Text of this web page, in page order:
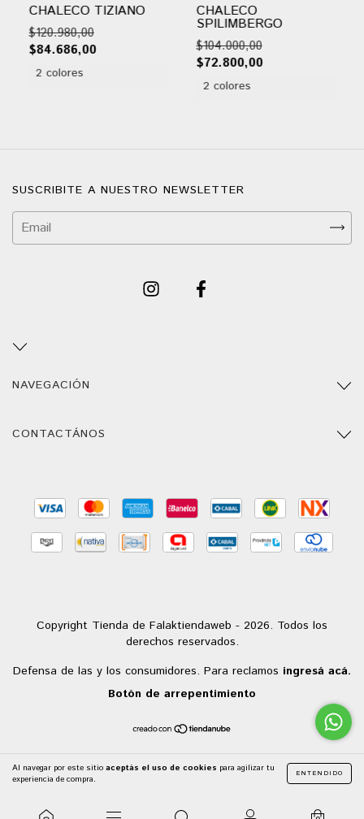
Al navegar por este sitio aceptás el uso de cookies para agilizar tu
experiencia de compra.
ENTENDIDO
CHALECO TIZIANO
$120.980,00
$84.686,00
2 colores
CHALECO
SPILIMBERGO
$104.000,00
$72.800,00
2 colores
SUSCRIBITE A NUESTRO NEWSLETTER
NAVEGACIÓN
CONTACTÁNOS
Copyright Tienda de Falaktiendaweb - 2026. Todos los
derechos reservados.
Defensa de las y los consumidores. Para reclamos ingresá acá.
Botón de arrepentimiento